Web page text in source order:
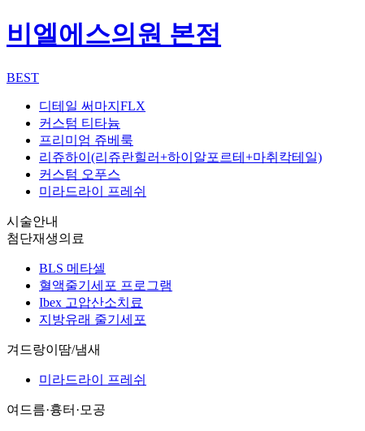
비엘에스의원 본점
BEST
디테일 써마지FLX
커스텀 티타늄
프리미엄 쥬베룩
리쥬하이(리쥬란힐러+하이알포르테+마취칵테일)
커스텀 오푸스
미라드라이 프레쉬
시술안내
첨단재생의료
BLS 메타셀
혈액줄기세포 프로그램
Ibex 고압산소치료
지방유래 줄기세포
겨드랑이땀/냄새
미라드라이 프레쉬
여드름·흉터·모공